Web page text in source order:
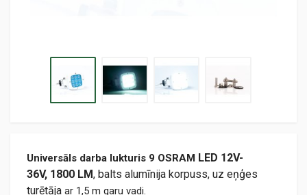
Universāls darba lukturis 9 OSRAM LED 12V-
36V, 1800 LM, balts alumīnija korpuss, uz eņģes
turētāja ar 1,5 m garu vadi.